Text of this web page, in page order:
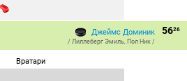
5626
Джеймс Доминик
/ Лиллеберг Эмиль, Пол Ник /
Вратари